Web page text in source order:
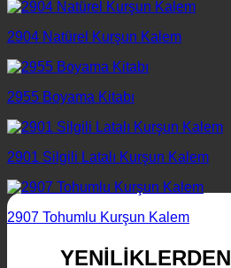
2904 Natürel Kurşun Kalem
2955 Boyama Kitabı
2901 Silgili Latalı Kurşun Kalem
2907 Tohumlu Kurşun Kalem
YENİLİKLERDEN